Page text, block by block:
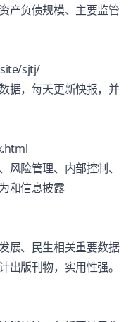
产负债规模、主要监管
sjtj/
据，每天更新快报，并
风险管理、内部控制、
和信息披露
展、民生相关重要数据
出版刊物，实用性强。